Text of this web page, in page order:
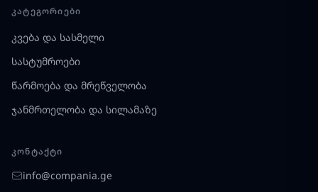
ᲙᲐᲢᲔᲒᲝᲠᲘᲔᲑᲘ
კვება და სასმელი
სასტუმროები
წარმოება და მრეწველობა
ჯანმრთელობა და სილამაზე
ᲙᲝᲜᲢᲐᲥᲢᲘ
info@compania.ge